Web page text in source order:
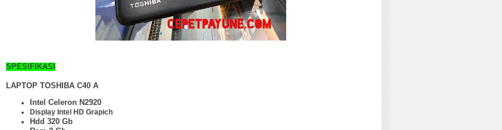
SPESIFIKASI
LAPTOP TOSHIBA C40 A
Intel Celeron N2920
Display Intel HD Grapich
Hdd 320 Gb